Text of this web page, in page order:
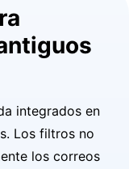
integrados en
Los filtros no
los correos